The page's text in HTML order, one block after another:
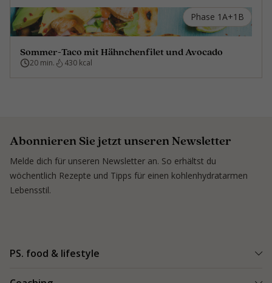
Phase 1A+1B
Sommer-Taco mit Hähnchenfilet und Avocado
20 min. 430 kcal
Abonnieren Sie jetzt unseren Newsletter
Melde dich für unseren Newsletter an. So erhältst du
wöchentlich Rezepte und Tipps für einen kohlenhydratarmen
Lebensstil.
PS. food & lifestyle